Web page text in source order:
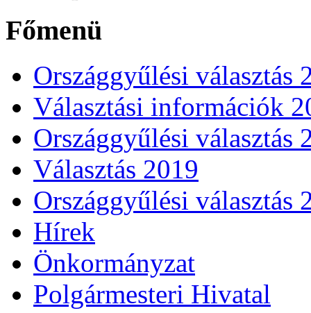
Főmenü
Országgyűlési választás
Választási információk
Országgyűlési választás
Választás 2019
Országgyűlési választás
Hírek
Önkormányzat
Polgármesteri Hivatal